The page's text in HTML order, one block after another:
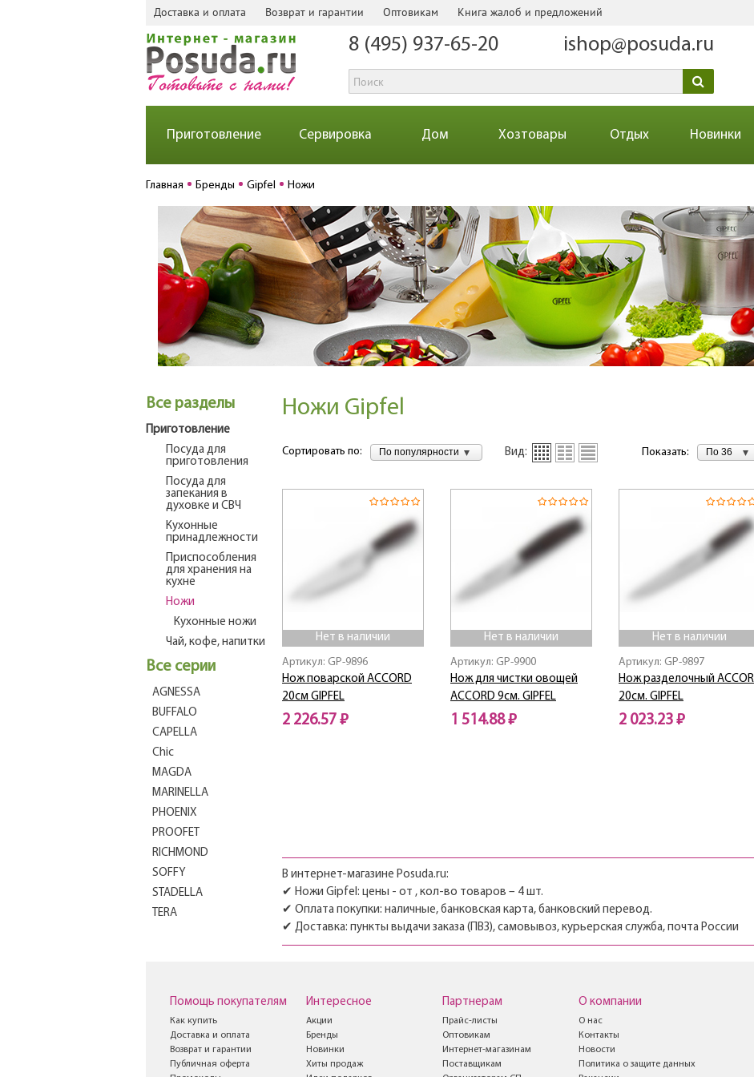
Доставка и оплата Возврат и гарантии Оптовикам Книга жалоб и предложений
8 (495) 937-65-20 ishop@posuda.ru
Приготовление Сервировка Дом Хозтовары Отдых Новинки
Главная Бренды Gipfel Ножи
Все разделы
Приготовление
Посуда для
приготовления
Посуда для
запекания в
духовке и СВЧ
Кухонные
принадлежности
Приспособления
для хранения на
кухне
Ножи
Кухонные ножи
Чай, кофе, напитки
Все серии
AGNESSA
BUFFALO
CAPELLA
Chic
MAGDA
MARINELLA
PHOENIX
PROOFET
RICHMOND
SOFFY
STADELLA
TERA
Ножи Gipfel
Сортировать по: По популярности Вид: Показать: По 36
Нет в наличии
Артикул: GP-9896
Нож поварской ACCORD
20см GIPFEL
2 226.57 ₽
Нет в наличии
Артикул: GP-9900
Нож для чистки овощей
ACCORD 9см. GIPFEL
1 514.88 ₽
Нет в наличии
Артикул: GP-9897
Нож разделочный
20см. GIPFEL
2 023.23 ₽
В интернет-магазине Posuda.ru:
✔ Ножи Gipfel: цены - от , кол-во товаров – 4 шт.
✔ Оплата покупки: наличные, банковская карта, банковский перевод.
✔ Доставка: пункты выдачи заказа (ПВЗ), самовывоз, курьерская служба, почта России
Помощь покупателям
Как купить
Доставка и оплата
Возврат и гарантии
Публичная оферта
Интересное
Акции
Бренды
Новинки
Хиты продаж
Партнерам
Прайс-листы
Оптовикам
Интернет-магазинам
Поставщикам
О компании
О нас
Контакты
Новости
Политика о защите данных